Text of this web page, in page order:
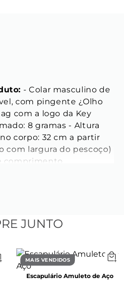
- Colar masculino de
com pingente ¿Olho
com a logo da Key
8 gramas - Altura
corpo: 32 cm a partir
com largura do pescoço)
comprimento
Aço inoxidável -
mm - Comprimento: 18
Características
- Pingente redondo
da Key Design -
JUNTO
MAIS VENDIDOS
Escapulário Amuleto de Aço